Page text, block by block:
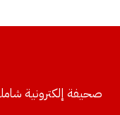
صحيفة إلكترونية